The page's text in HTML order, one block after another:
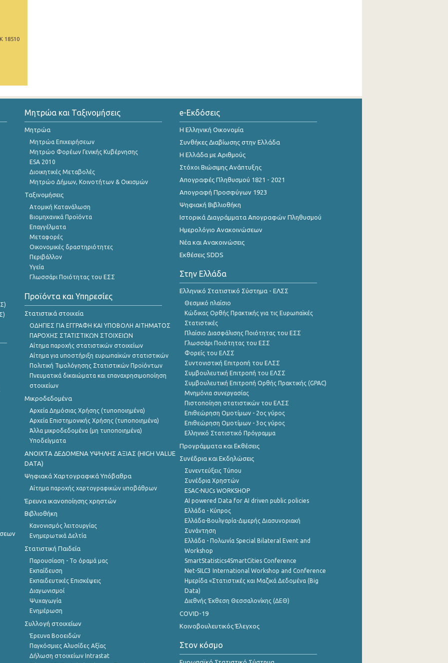
18510
Μητρώα και Ταξινομήσεις
Μητρώα
Μητρώα Επιχειρήσεων
Μητρώο Φορέων Γενικής Κυβέρνησης
ESA 2010
Διοικητικές Μεταβολές
Μητρώο Δήμων, Κοινοτήτων & Οικισμών
Ταξινομήσεις
Ατομική Κατανάλωση
Βιομηχανικά Προϊόντα
Επαγγέλματα
Μεταφορές
Οικονομικές δραστηριότητες
Περιβάλλον
Υγεία
Γλωσσάρι Ποιότητας του ΕΣΣ
Προϊόντα και Υπηρεσίες
Στατιστικά στοιχεία
ΟΔΗΓΙΕΣ ΓΙΑ ΕΓΓΡΑΦΗ ΚΑΙ ΥΠΟΒΟΛΗ ΑΙΤΗΜΑΤΟΣ
ΠΑΡΟΧΗΣ ΣΤΑΤΙΣΤΙΚΩΝ ΣΤΟΙΧΕΙΩΝ
Αίτημα παροχής στατιστικών στοιχείων
Αίτημα για υποστήριξη ευρωπαϊκών στατιστικών
Πολιτική Τιμολόγησης Στατιστικών Προϊόντων
Πνευματικά δικαιώματα και επαναχρησιμοποίηση
στοιχείων
Μικροδεδομένα
Αρχεία Δημόσιας Χρήσης (τυποποιημένα)
Αρχεία Επιστημονικής Χρήσης (τυποποιημένα)
Άλλα μικροδεδομένα (μη τυποποιημένα)
Υποδείγματα
ANOIXTA ΔΕΔΟΜΕΝΑ ΥΨΗΛΗΣ ΑΞΙΑΣ (HIGH VALUE
DATA)
Ψηφιακά Χαρτογραφικά Υπόβαθρα
Αίτημα παροχής χαρτογραφικών υποβάθρων
Έρευνα ικανοποίησης χρηστών
Βιβλιοθήκη
Κανονισμός λειτουργίας
Ενημερωτικά Δελτία
Στατιστική Παιδεία
Παρουσίαση - Το όραμά μας
Εκπαίδευση
Εκπαιδευτικές Επισκέψεις
Διαγωνισμοί
Ψυχαγωγία
Ενημέρωση
Συλλογή στοιχείων
Έρευνα Βοοειδών
Παγκόσμιες Αλυσίδες Αξίας
Δήλωση στοιχείων Intrastat
e-Εκδόσεις
Η Ελληνική Οικονομία
Συνθήκες Διαβίωσης στην Ελλάδα
Η Ελλάδα με Αριθμούς
Στόχοι Βιώσιμης Ανάπτυξης
Απογραφές Πληθυσμού 1821 - 2021
Απογραφή Προσφύγων 1923
Ψηφιακή Βιβλιοθήκη
Ιστορικά Διαγράμματα Απογραφών Πληθυσμού
Ημερολόγιο Ανακοινώσεων
Νέα και Ανακοινώσεις
Εκθέσεις SDDS
Στην Ελλάδα
Ελληνικό Στατιστικό Σύστημα - ΕΛΣΣ
Θεσμικό πλαίσιο
Κώδικας Ορθής Πρακτικής για τις Ευρωπαϊκές
Στατιστικές
Πλαίσιο Διασφάλισης Ποιότητας του ΕΣΣ
Γλωσσάρι Ποιότητας του ΕΣΣ
Φορείς του ΕΛΣΣ
Συντονιστική Επιτροπή του ΕΛΣΣ
Συμβουλευτική Επιτροπή του ΕΛΣΣ
Συμβουλευτική Επιτροπή Ορθής Πρακτικής (GPAC)
Μνημόνια συνεργασίας
Πιστοποίηση στατιστικών του ΕΛΣΣ
Επιθεώρηση Ομοτίμων - 2ος γύρος
Επιθεώρηση Ομοτίμων - 3ος γύρος
Ελληνικό Στατιστικό Πρόγραμμα
Προγράμματα και Εκθέσεις
Συνέδρια και Εκδηλώσεις
Συνεντεύξεις Τύπου
Συνέδρια Χρηστών
ESAC-NUCs WORKSHOP
AI powered Data for AI driven public policies
Ελλάδα - Κύπρος
Ελλάδα-Βουλγαρία-Διμερής Διασυνοριακή
Συνάντηση
Ελλάδα - Πολωνία Special Bilateral Event and
Workshop
SmartStatistics4SmartCities Conference
Net-SILC3 International Workshop and Conference
Ημερίδα «Στατιστικές και Μαζικά Δεδομένα (Big
Data)
Διεθνής Έκθεση Θεσσαλονίκης (ΔΕΘ)
COVID-19
Κοινοβουλευτικός Έλεγχος
Στον κόσμο